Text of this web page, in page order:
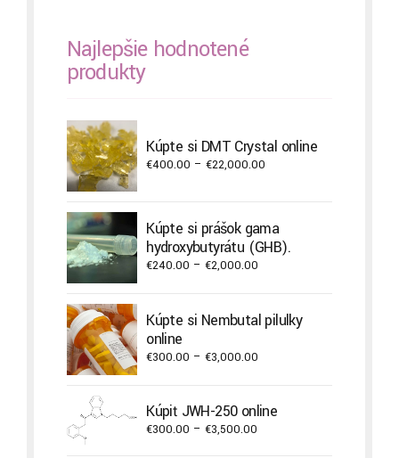
Najlepšie hodnotené
produkty
Kúpte si DMT Crystal online
€400.00 – €22,000.00
€22,000.00
Kúpte si prášok gama
hydroxybutyrátu (GHB).
€240.00 – €2,000.00
through
Kúpte si Nembutal pilulky
online
€300.00 – €3,000.00
through
Kúpiť JWH-250 online
€300.00 – €3,500.00